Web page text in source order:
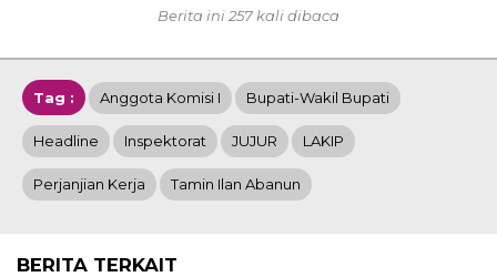
Berita ini 257 kali dibaca
Tag : Anggota Komisi I Bupati-Wakil Bupati
Headline Inspektorat JUJUR LAKIP
Perjanjian Kerja Tamin Ilan Abanun
BERITA TERKAIT